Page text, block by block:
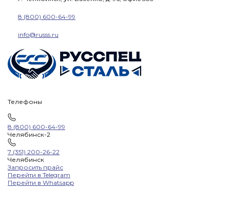
8 (800) 600-64-99
info@russs.ru
Телефоны
8 (800) 600-64-99
Челябинск-2
7 (351) 200-26-22
Челябинск
Запросить прайс
Перейти в Telegram
Перейти в Whatsapp